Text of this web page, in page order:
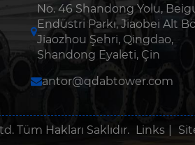
No. 46 Shandong Yolu,
Endüstri Parkı, Jiaobei Alt
Jiaozhou Şehri, Qingdao,
Shandong Eyaleti, Çin
antor@qdabtower.com
Tüm Hakları Saklıdır. Links